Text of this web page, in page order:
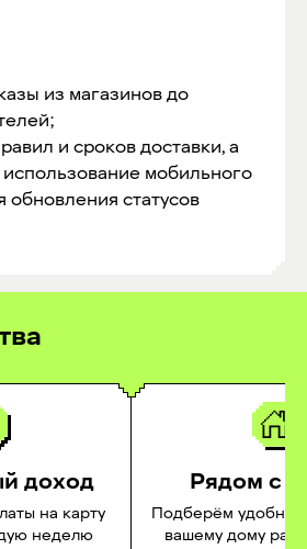
из магазинов до
и сроков доставки, а
мобильного
статусов
доход
на карту
неделю
Рядом с
Подберём удобное
вашему дому